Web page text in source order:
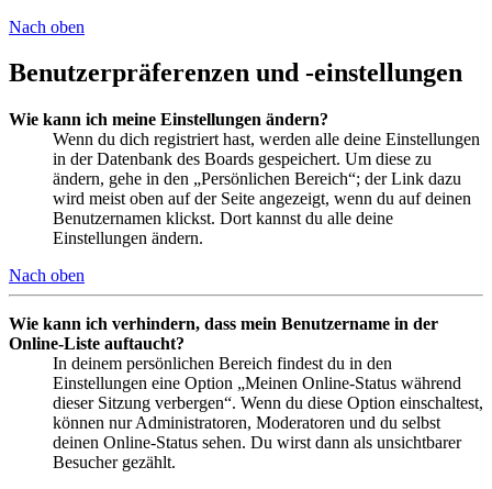
Nach oben
Benutzerpräferenzen und -einstellungen
Wie kann ich meine Einstellungen ändern?
Wenn du dich registriert hast, werden alle deine Einstellungen
in der Datenbank des Boards gespeichert. Um diese zu
ändern, gehe in den „Persönlichen Bereich“; der Link dazu
wird meist oben auf der Seite angezeigt, wenn du auf deinen
Benutzernamen klickst. Dort kannst du alle deine
Einstellungen ändern.
Nach oben
Wie kann ich verhindern, dass mein Benutzername in der
Online-Liste auftaucht?
In deinem persönlichen Bereich findest du in den
Einstellungen eine Option „Meinen Online-Status während
dieser Sitzung verbergen“. Wenn du diese Option einschaltest,
können nur Administratoren, Moderatoren und du selbst
deinen Online-Status sehen. Du wirst dann als unsichtbarer
Besucher gezählt.